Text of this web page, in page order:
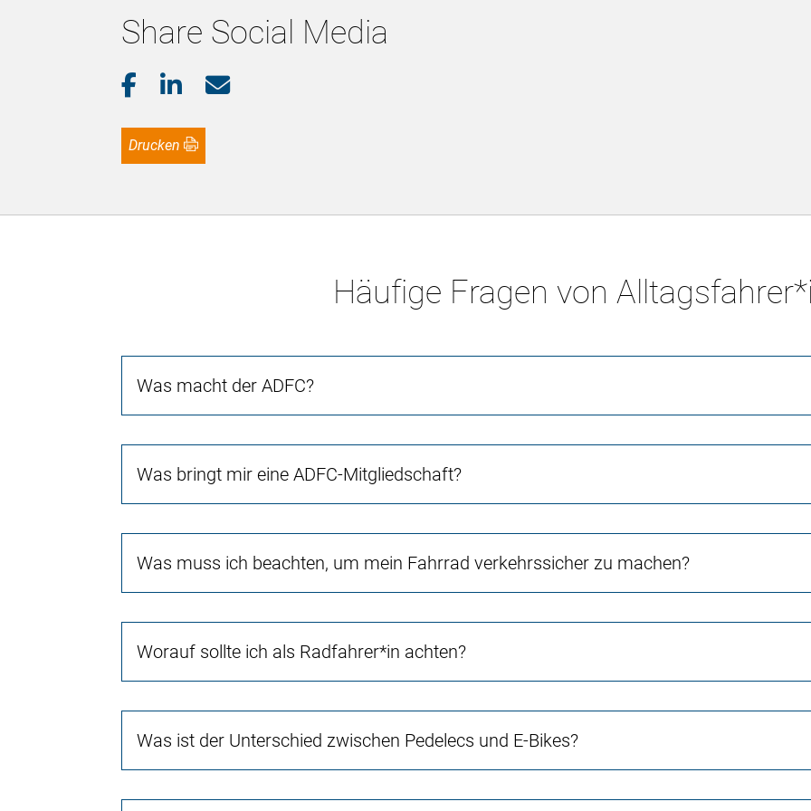
Share Social Media
Drucken
Häufige Fragen von
Was macht der ADFC?
Was bringt mir eine ADFC-Mitgliedschaft?
Was muss ich beachten, um mein Fahrrad verkehrssicher zu machen?
Worauf sollte ich als Radfahrer*in achten?
Was ist der Unterschied zwischen Pedelecs und E-Bikes?